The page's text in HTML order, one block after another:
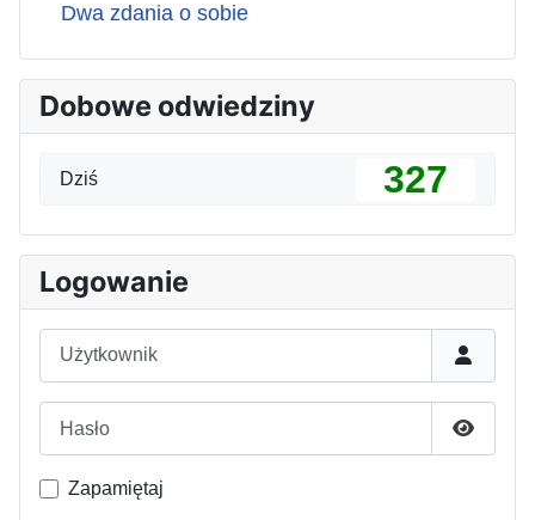
Dwa zdania o sobie
Dobowe odwiedziny
Dziś 327
Logowanie
Pokaż
Zapamiętaj